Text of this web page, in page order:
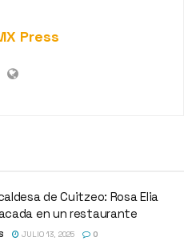
Press
de Cuitzeo: Rosa Elia
en un restaurante
JULIO 13, 2025 0